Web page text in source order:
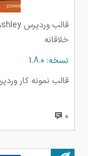
خلاقانه
نسخه: 1.8.0
قالب نمونه کار
0